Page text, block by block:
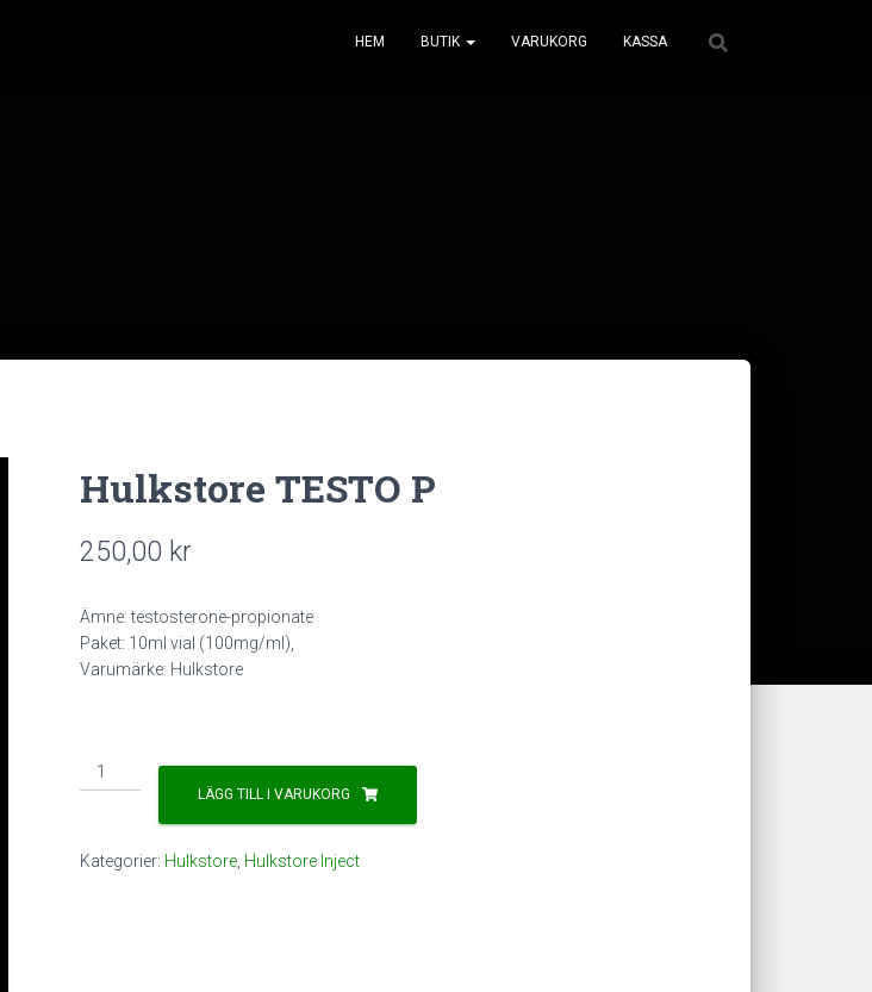
HEM BUTIK VARUKORG KASSA
Hulkstore TESTO P
250,00 kr
Ämne: testosterone-propionate
Paket: 10ml vial (100mg/ml),
Varumärke: Hulkstore
Hulkstore
TESTO
LÄGG TILL I VARUKORG
Kategorier: Hulkstore Hulkstore Inject